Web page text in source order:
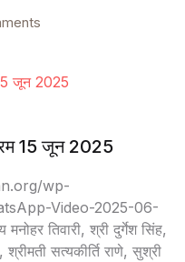
15 जून 2025
wp-
Video-2025-06-
तिवारी, श्री दुर्गेश सिंह,
श्रीमती सत्यकीर्ति राणे, सुश्री